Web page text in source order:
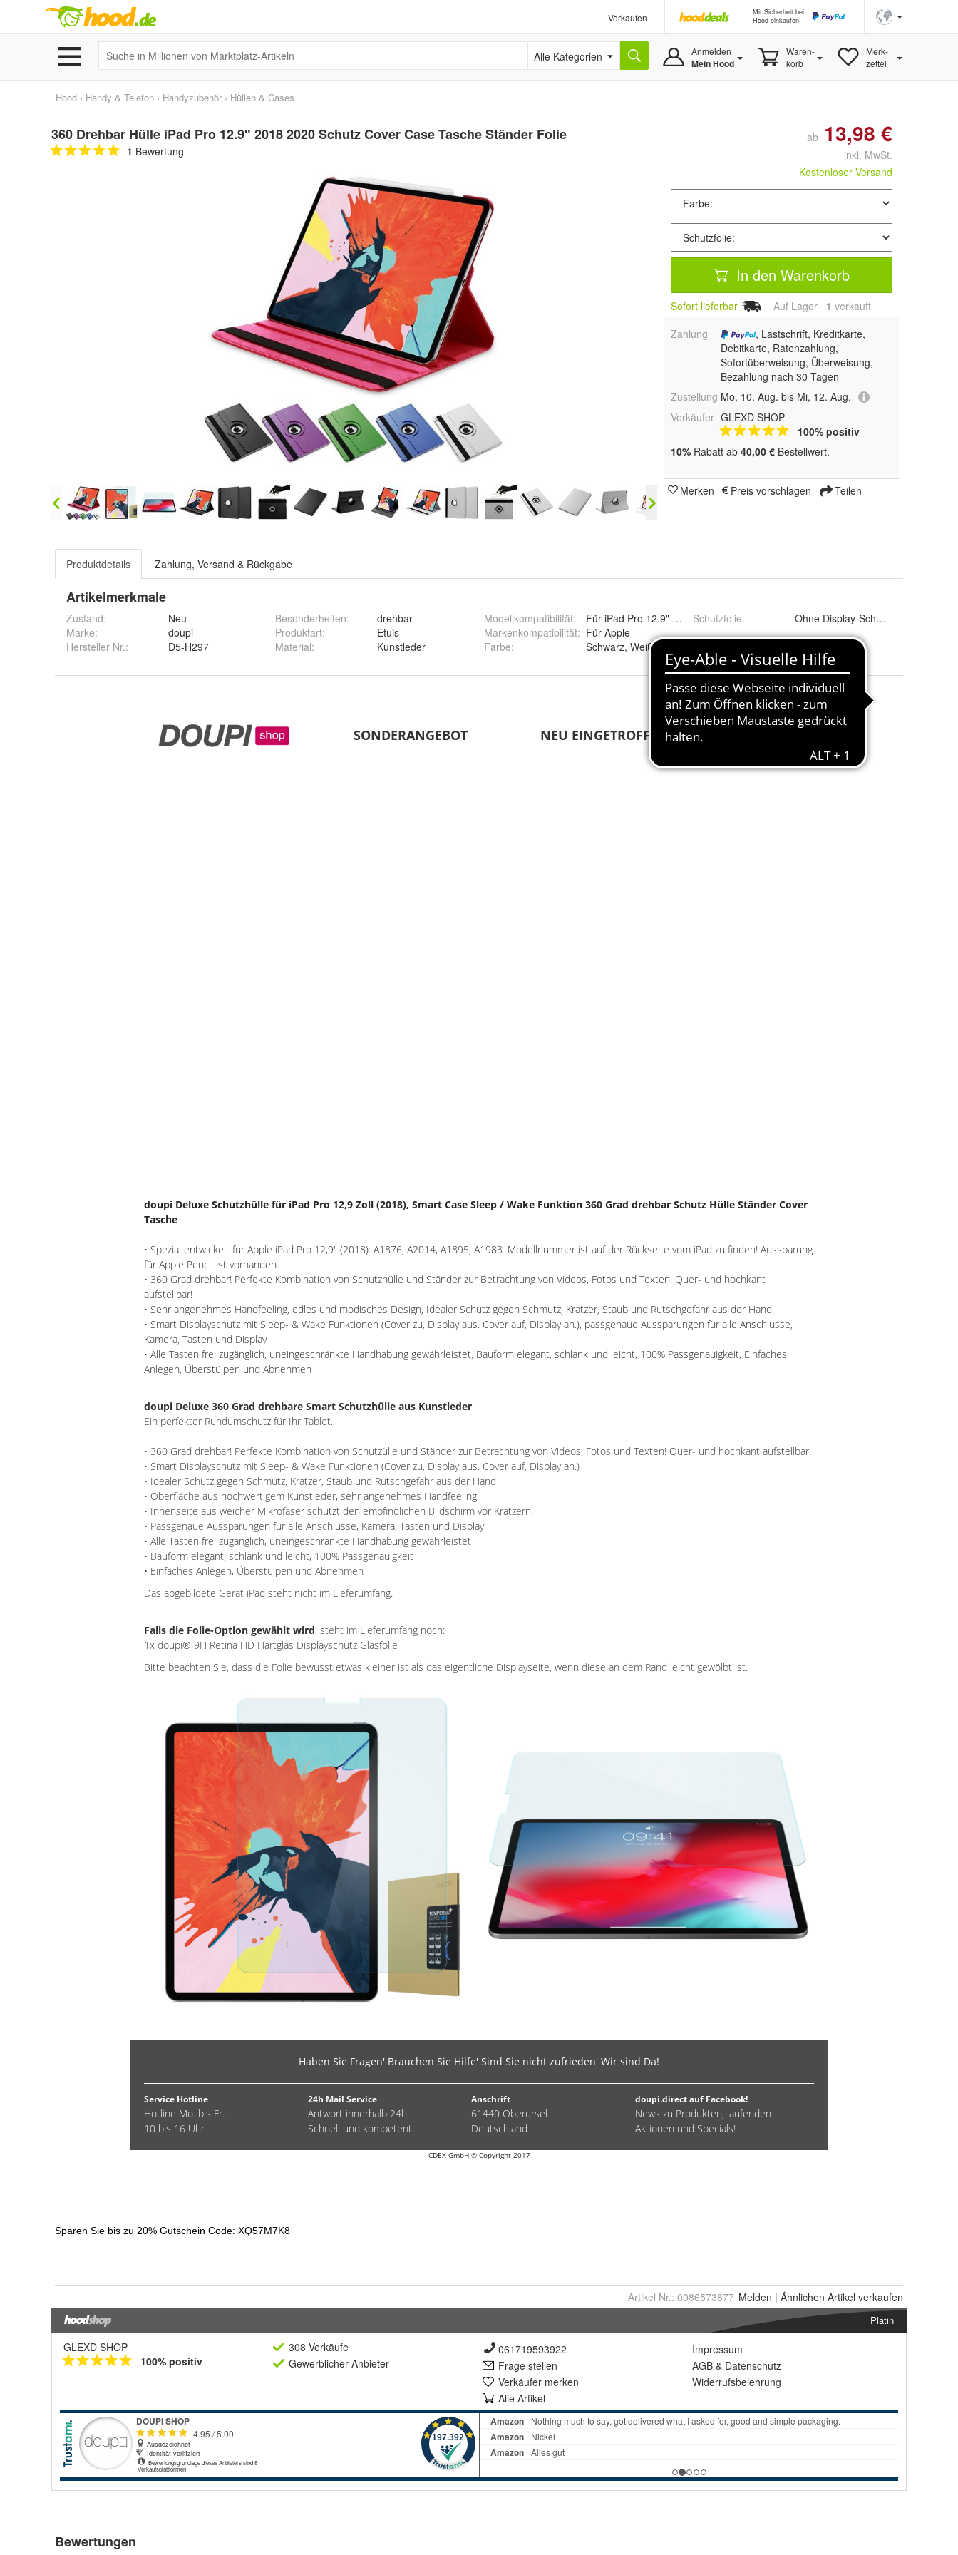
Verkaufen
Mit Sicherheit bei
Hood einkaufen
Alle Kategorien Anmelden
Mein Hood
Waren-
korb
Merk-
zettel
Hood › Handy & Telefon › Handyzubehör › Hüllen & Cases
360 Drehbar Hülle iPad Pro 12.9" 2018 2020 Schutz Cover Case Tasche Ständer Folie
1 Bewertung
ab 13,98 €
inkl. MwSt.
Kostenloser Versand
In den Warenkorb
Sofort lieferbar Auf Lager 1 verkauft
Zahlung
, Lastschrift, Kreditkarte,
Debitkarte, Ratenzahlung,
Sofortüberweisung, Überweisung,
Bezahlung nach 30 Tagen
Zustellung Mo, 10. Aug. bis Mi, 12. Aug.
Verkäufer GLEXD SHOP
100% positiv
10% Rabatt ab 40,00 € Bestellwert.
Merken Preis vorschlagen Teilen
Produktdetails Zahlung, Versand & Rückgabe
Artikelmerkmale
Zustand:
Neu
Marke:
doupi
Hersteller Nr.:
D5-H297
Besonderheiten:
drehbar
Produktart:
Etuis
Material: Kunstleder
Modellkompatibilität:
Für iPad Pro 12.9" (2018, 2020)
Markenkompatibilität: Für Apple
Farbe:
Schutzfolie:
Artikel Nr.: 0086573877 Melden | Ähnlichen Artikel verkaufen
Platin
GLEXD SHOP
100% positiv
308 Verkäufe
Gewerblicher Anbieter
061719593922
Frage stellen
Verkäufer merken
Alle Artikel
Impressum
AGB & Datenschutz
Widerrufsbelehrung
Bewertungen